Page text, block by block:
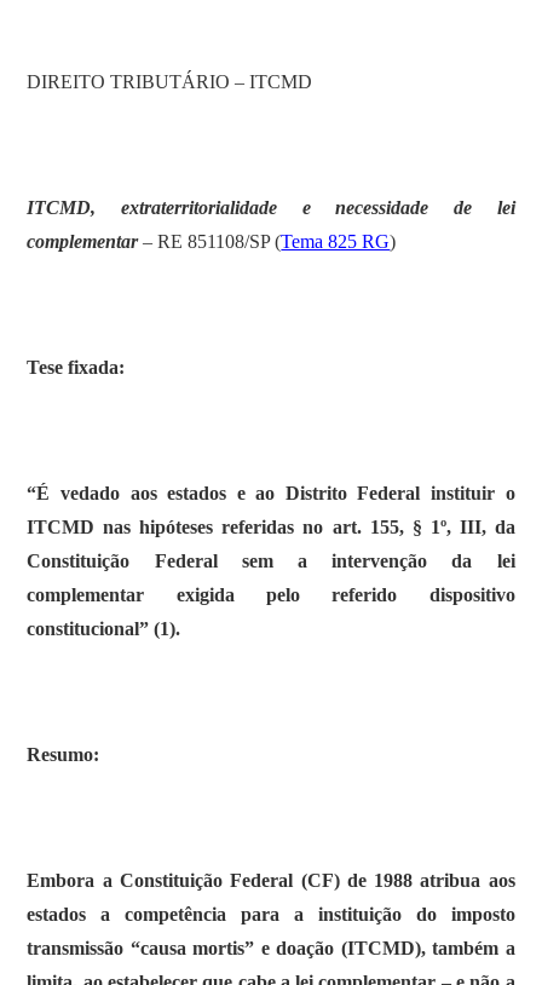
DIREITO TRIBUTÁRIO – ITCMD
ITCMD, extraterritorialidade e necessidade de lei
complementar– RE 851108/SP (Tema 825 RG)
Tese fixada:
“É vedado aos estados e ao Distrito Federal instituir o
ITCMD nas hipóteses referidas no art. 155, § 1º, III, da
Constituição Federal sem a intervenção da lei
complementar exigida pelo referido dispositivo
constitucional” (1).
Resumo:
Embora a Constituição Federal (CF) de 1988 atribua aos
estados a competência para a instituição do imposto
transmissão “causa mortis” e doação (ITCMD), também a